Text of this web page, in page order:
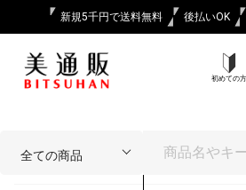
新規5千円で送料無料 後払いOK
初めての方